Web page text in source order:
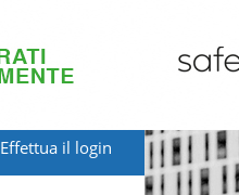
Effettua il login